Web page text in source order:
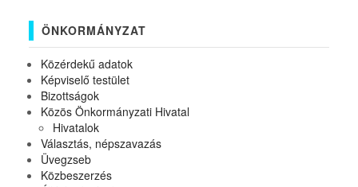
ÖNKORMÁNYZAT
Közérdekű adatok
Képviselő testület
Bizottságok
Közös Önkormányzati Hivatal
Hivatalok
Választás, népszavazás
Üvegzseb
Közbeszerzés